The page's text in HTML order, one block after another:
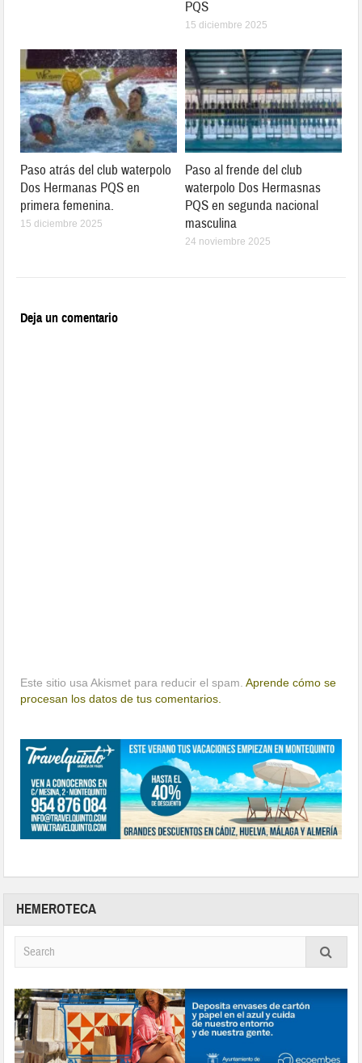
PQS
15 diciembre 2025
Paso atrás del club waterpolo
Dos Hermanas PQS en
primera femenina.
15 diciembre 2025
Paso al frende del club
waterpolo Dos Hermasnas
PQS en segunda nacional
masculina
24 noviembre 2025
Deja un comentario
Este sitio usa Akismet para reducir el spam.Aprende cómo se
procesan los datos de tus comentarios.
HEMEROTECA